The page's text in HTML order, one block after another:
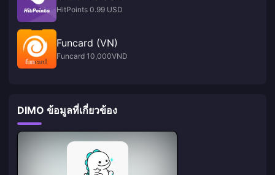
HitPoints 0.99 USD
Funcard (VN)
Funcard 10,000VND
DIMO ข้อมูลที่เกี่ยวข้อง